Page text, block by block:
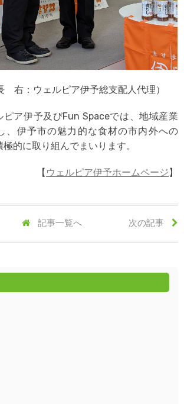
右：ウェルピア伊予総支配人代理）
ピア伊予及びFun Spaceでは、地域産業
、伊予市の魅力的な食材の市内外への
的に取り組んでまいります。
【 ウェルピア伊予ホームページ 】
記事一覧へ 次の記事